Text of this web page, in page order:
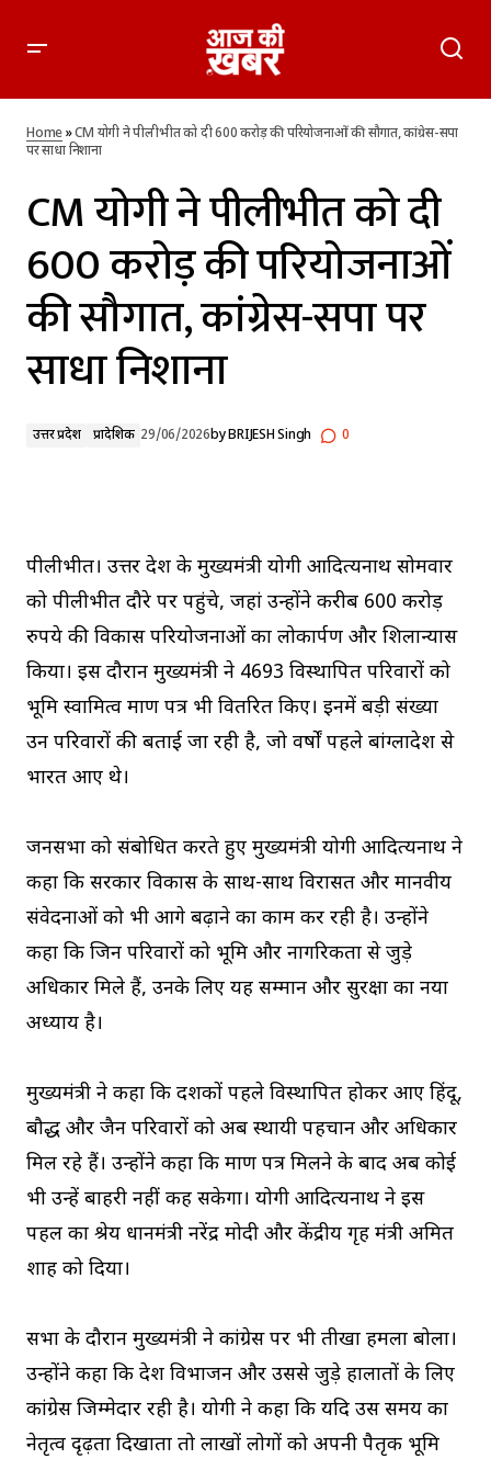
कांग्रेस-सपा पर साधा निशाना
Home»CM योगी ने पीलीभीत को दी 600 करोड़ की परियोजनाओं की सौगात, कांग्रेस-सपा
पर साधा निशाना
CM योगी ने पीलीभीत को दी
600 करोड़ की परियोजनाओं
की सौगात, कांग्रेस-सपा पर
साधा निशाना
उत्तर प्रदेश प्रादेशिक 29/06/2026byBRIJESH Singh 0
पीलीभीत। उत्तर प्रदेश के मुख्यमंत्री योगी आदित्यनाथ सोमवार
को पीलीभीत दौरे पर पहुंचे, जहां उन्होंने करीब 600 करोड़
रुपये की विकास परियोजनाओं का लोकार्पण और शिलान्यास
किया। इस दौरान मुख्यमंत्री ने 4693 विस्थापित परिवारों को
भूमि स्वामित्व प्रमाण पत्र भी वितरित किए। इनमें बड़ी संख्या
उन परिवारों की बताई जा रही है, जो वर्षों पहले बांग्लादेश से
भारत आए थे।
जनसभा को संबोधित करते हुए मुख्यमंत्री योगी आदित्यनाथ ने
कहा कि सरकार विकास के साथ-साथ विरासत और मानवीय
संवेदनाओं को भी आगे बढ़ाने का काम कर रही है। उन्होंने
कहा कि जिन परिवारों को भूमि और नागरिकता से जुड़े
अधिकार मिले हैं, उनके लिए यह सम्मान और सुरक्षा का नया
अध्याय है।
मुख्यमंत्री ने कहा कि दशकों पहले विस्थापित होकर आए हिंदू,
बौद्ध और जैन परिवारों को अब स्थायी पहचान और अधिकार
मिल रहे हैं। उन्होंने कहा कि प्रमाण पत्र मिलने के बाद अब कोई
भी उन्हें बाहरी नहीं कह सकेगा। योगी आदित्यनाथ ने इस
पहल का श्रेय प्रधानमंत्री नरेंद्र मोदी और केंद्रीय गृह मंत्री अमित
शाह को दिया।
सभा के दौरान मुख्यमंत्री ने कांग्रेस पर भी तीखा हमला बोला।
उन्होंने कहा कि देश विभाजन और उससे जुड़े हालातों के लिए
कांग्रेस जिम्मेदार रही है। योगी ने कहा कि यदि उस समय का
नेतृत्व दृढ़ता दिखाता तो लाखों लोगों को अपनी पैतृक भूमि